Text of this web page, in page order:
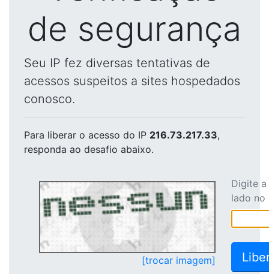
de segurança
Seu IP fez diversas tentativas de
acessos suspeitos a sites hospedados
conosco.
Para liberar o acesso do IP 216.73.217.33,
responda ao desafio abaixo.
[trocar imagem]
Digite
lado no